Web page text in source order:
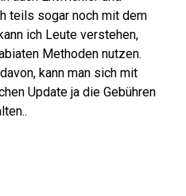
teils sogar noch mit dem
ich Leute verstehen,
Methoden nutzen.
kann man sich mit
Update ja die Gebühren